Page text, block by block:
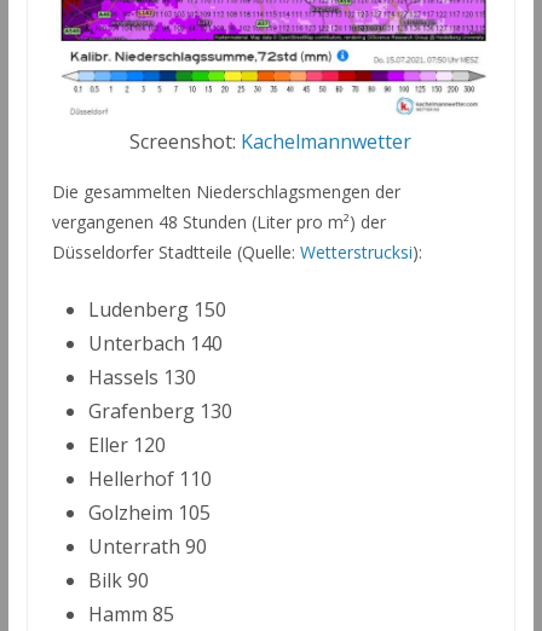
Screenshot: Kachelmannwetter
Die gesammelten Niederschlagsmengen der
vergangenen 48 Stunden (Liter pro m²) der
Düsseldorfer Stadtteile (Quelle: Wetterstrucksi):
Ludenberg 150
Unterbach 140
Hassels 130
Grafenberg 130
Eller 120
Hellerhof 110
Golzheim 105
Unterrath 90
Bilk 90
Hamm 85